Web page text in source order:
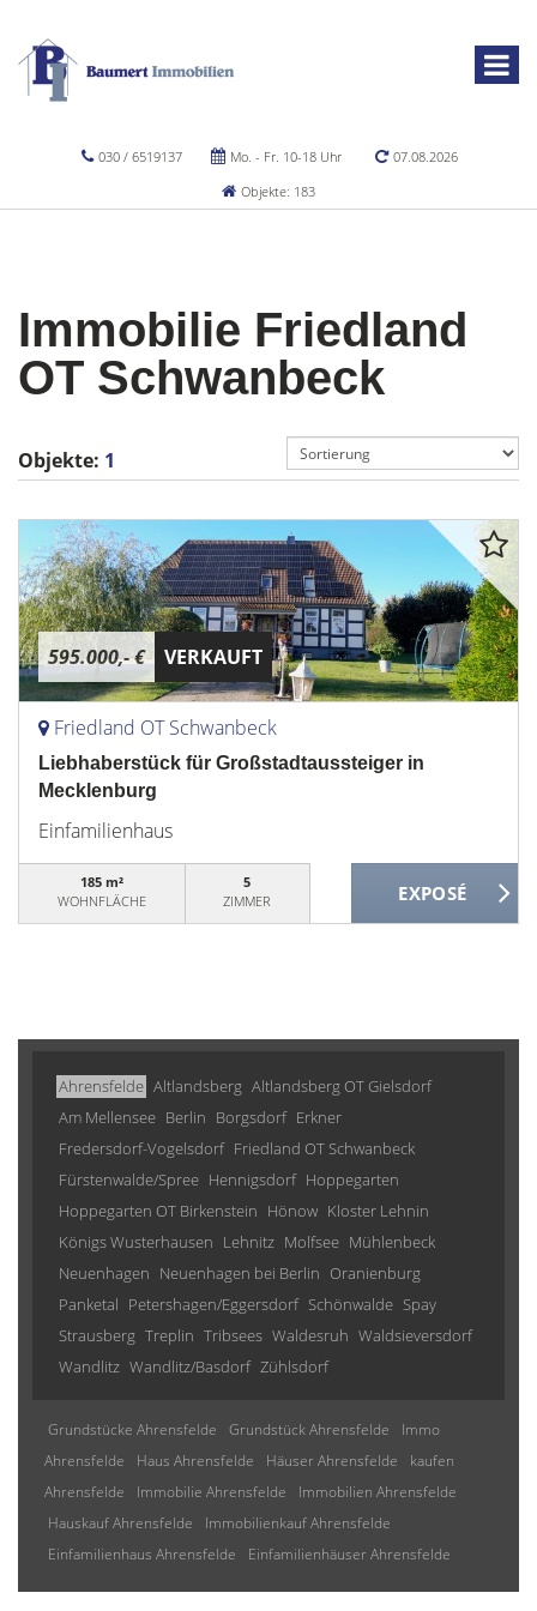
030 / 6519137 Mo. - Fr. 10-18 Uhr
07.08.2026
Objekte: 183
Immobilie Friedland
OT Schwanbeck
Objekte: 1
595.000,- € VERKAUFT
Friedland OT Schwanbeck
Liebhaberstück für Großstadtaussteiger in
Mecklenburg
Einfamilienhaus
185 m²
WOHNFLÄCHE
5
ZIMMER
Ahrensfelde Altlandsberg Altlandsberg OT Gielsdorf
Am Mellensee Berlin Borgsdorf Erkner
Fredersdorf-Vogelsdorf Friedland OT Schwanbeck
Fürstenwalde/Spree Hennigsdorf Hoppegarten
Hoppegarten OT Birkenstein Hönow Kloster Lehnin
Königs Wusterhausen Lehnitz Molfsee Mühlenbeck
Neuenhagen Neuenhagen bei Berlin Oranienburg
Panketal Petershagen/Eggersdorf Schönwalde Spay
Strausberg Treplin Tribsees Waldesruh Waldsieversdorf
Wandlitz Wandlitz/Basdorf Zühlsdorf
Grundstücke Ahrensfelde Grundstück Ahrensfelde
Immo
Ahrensfelde
Haus Ahrensfelde Häuser Ahrensfelde
kaufen
Ahrensfelde
Immobilie Ahrensfelde
Immobilien Ahrensfelde
Hauskauf Ahrensfelde
Immobilienkauf Ahrensfelde
Einfamilienhaus Ahrensfelde
Einfamilienhäuser Ahrensfelde